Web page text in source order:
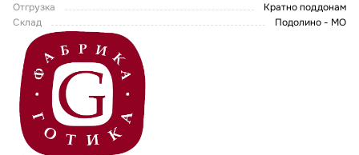
Отгрузка
Кратно поддонам
Склад
Подолино - МО